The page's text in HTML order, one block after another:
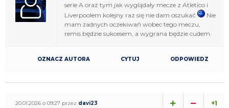
serie A oraz tym jak wyglądały mecze z Atletico i
Liverpoolem kolejny raz się nie dam oszukać
Nie
mam żadnych oczekiwań wobec tego meczu,
remis będzie sukcesem, a wygrana będzie cudem.
OZNACZ AUTORA CYTUJ ODPOWIEDZ
20.01.2026 o 09:27 przez davi23 +1